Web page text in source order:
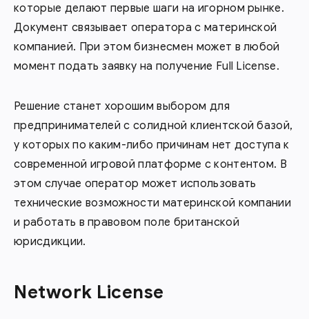
которые делают первые шаги на игорном рынке.
Документ связывает оператора с материнской
компанией. При этом бизнесмен может в любой
момент подать заявку на получение Full License.
Решение станет хорошим выбором для
предпринимателей с солидной клиентской базой,
у которых по каким-либо причинам нет доступа к
современной игровой платформе с контентом. В
этом случае оператор может использовать
технические возможности материнской компании
и работать в правовом поле британской
юрисдикции.
Network License